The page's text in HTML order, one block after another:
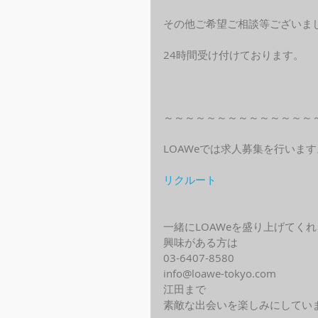
その他ご希望ご相談等ござい
24時間受け付けております。
～～～～～～～～～～～～～～
LOAWeでは求人募集を行いま
リクルート
一緒にLOAWeを盛り上げてく
興味がある方は
03-6407-8580
info@loawe-tokyo.com
江田まで
素敵な出会いを楽しみにしてい